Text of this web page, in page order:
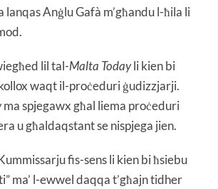
lanqas Anġlu Gafà m’għandu l-ħila li
lil tal-Malta Todayli kien bi
waqt il-proċeduri ġudizzjarji.
ma spjegawx għal liema proċeduri
u għaldaqstant se nispjega jien.
fis-sens li kien bi ħsiebu
ma’ l-ewwel daqqa t’għajn tidher